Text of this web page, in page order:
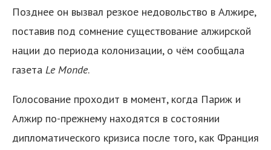
Позднее он вызвал резкое недовольство в Алжире,
поставив под сомнение существование алжирской
нации до периода колонизации, о чём сообщала
газета Le Monde.
Голосование проходит в момент, когда Париж и
Алжир по-прежнему находятся в состоянии
дипломатического кризиса после того, как Франция